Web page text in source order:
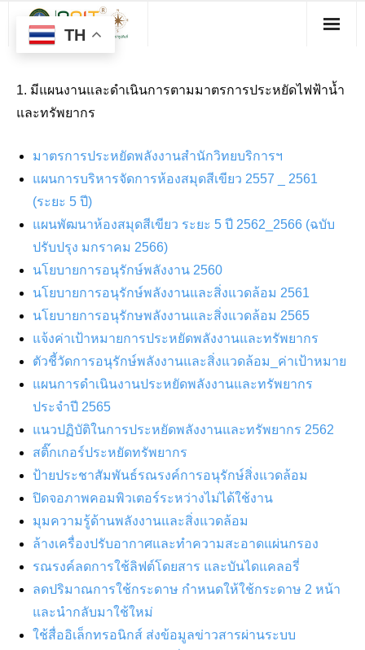
1. มีแผนงานและดำเนินการตามมาตรการประหยัดไฟฟ้าน้ำ
และทรัพยากร
มาตรการประหยัดพลังงานสำนักวิทยบริการฯ
แผนการบริหารจัดการห้องสมุดสีเขียว 2557 _ 2561
(ระยะ 5 ปี)
แผนพัฒนาห้องสมุดสีเขียว ระยะ 5 ปี 2562_2566 (ฉบับ
ปรับปรุง มกราคม 2566)
นโยบายการอนุรักษ์พลังงาน 2560
นโยบายการอนุรักษ์พลังงานและสิ่งแวดล้อม 2561
นโยบายการอนุรักษพลังงานและสิ่งแวดล้อม 2565
แจ้งค่าเป้าหมายการประหยัดพลังงานและทรัพยากร
ตัวชี้วัดการอนุรักษ์พลังงานและสิ่งแวดล้อม_ค่าเป้าหมาย
แผนการดำเนินงานประหยัดพลังงานและทรัพยากร
ประจำปี 2565
แนวปฏิบัติในการประหยัดพลังงานและทรัพยากร 2562
สติ๊กเกอร์ประหยัดทรัพยากร
ป้ายประชาสัมพันธ์รณรงค์การอนุรักษ์สิ่งแวดล้อม
ปิดจอภาพคอมพิวเตอร์ระหว่างไม่ได้ใช้งาน
มุมความรู้ด้านพลังงานและสิ่งแวดล้อม
ล้างเครื่องปรับอากาศและทำความสะอาดแผ่นกรอง
รณรงค์ลดการใช้ลิฟต์โดยสาร และบันไดแคลอรี่
ลดปริมาณการใช้กระดาษ กำหนดให้ใช้กระดาษ 2 หน้า
และนำกลับมาใช้ใหม่
ใช้สื่ออิเล็กทรอนิกส์ ส่งข้อมูลข่าวสารผ่านระบบ
TH